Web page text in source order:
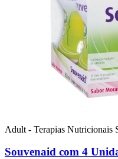
Adult - Terapias Nutricionais
Souvenaid com 4